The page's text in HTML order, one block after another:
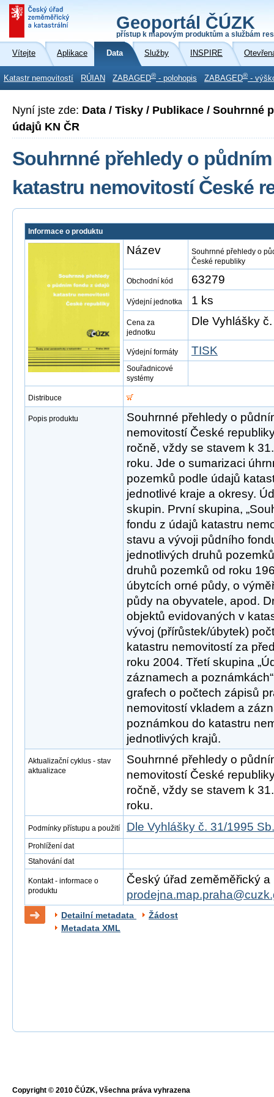
Geoportál ČÚZK
přístup k mapovým produktům a službám
Vítejte Aplikace Data Služby INSPIRE
Katastr nemovitostí RÚIAN ZABAGED® - polohopis ZABAGED® -
Nyní jste zde: Data / Tisky / Publikace / Souhrnné
údajů KN ČR
Souhrnné přehledy o
katastru nemovitostí České
Informace o produktu
Název
Souhrnné přehledy o
České republiky
Obchodní kód 63279
Výdejní jednotka 1 ks
Cena za
jednotku
Dle Vyhlášky
Výdejní formáty TISK
Souřadnicové
systémy
Distribuce
Popis produktu
Souhrnné přehledy o
nemovitostí České
ročně, vždy se stavem k
roku. Jde o sumarizaci
pozemků podle údajů
jednotlivé kraje a okresy.
skupin. První skupina,
fondu z údajů katastru
stavu a vývoji půdního
jednotlivých druhů
druhů pozemků od roku
úbytcích orné půdy, o
půdy na obyvatele, apod.
objektů evidovaných v
vývoj (přírůstek/úbytek)
katastru nemovitostí za
roku 2004. Třetí skupina
záznamech a
grafech o počtech zápisů
nemovitostí vkladem a
poznámkou do katastru
jednotlivých krajů.
Aktualizační cyklus - stav
aktualizace
Souhrnné přehledy o
nemovitostí České
ročně, vždy se stavem k
roku.
Podmínky přístupu a použití Dle Vyhlášky č. 31/1995 Sb.
Prohlížení dat
Stahování dat
Kontakt - informace o
produktu
Český úřad zeměměřický
Detailní metadata
Žádost
Metadata XML
Copyright © 2010 ČÚZK, Všechna práva vyhrazena